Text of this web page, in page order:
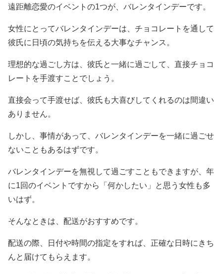
遠距離恋愛のイベントの1つが、バレンタインデーです。
女性にとってバレンタインデーは、チョコレートを通して
彼氏に日頃の気持ちを伝える大事なチャンス。
理想的な過ごし方は、彼氏と一緒に過ごして、直接チョコ
レートを手渡すことでしょう。
直接会って手渡せば、彼氏も大喜びしてくれるのは間違い
ありません。
しかし、事情があって、バレンタインデーを一緒に過ごせ
ないこともあるはずです。
バレンタインデーを無視して過ごすこともできますが、年
に1回のイベントですから「何かしたい」と思う女性も多
いはず。
そんなときは、配送がおすすめです。
配送の際、日付や時間の指定をすれば、正確な日時にきち
んと届けてもらえます。